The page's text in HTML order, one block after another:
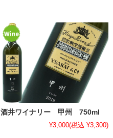
酒井ワイナリー 甲州 750ml
¥3,000(税込 ¥3,300)